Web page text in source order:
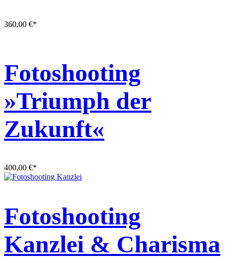
360,00 €*
Fotoshooting
»Triumph der
Zukunft«
400,00 €*
Fotoshooting
Kanzlei & Charisma